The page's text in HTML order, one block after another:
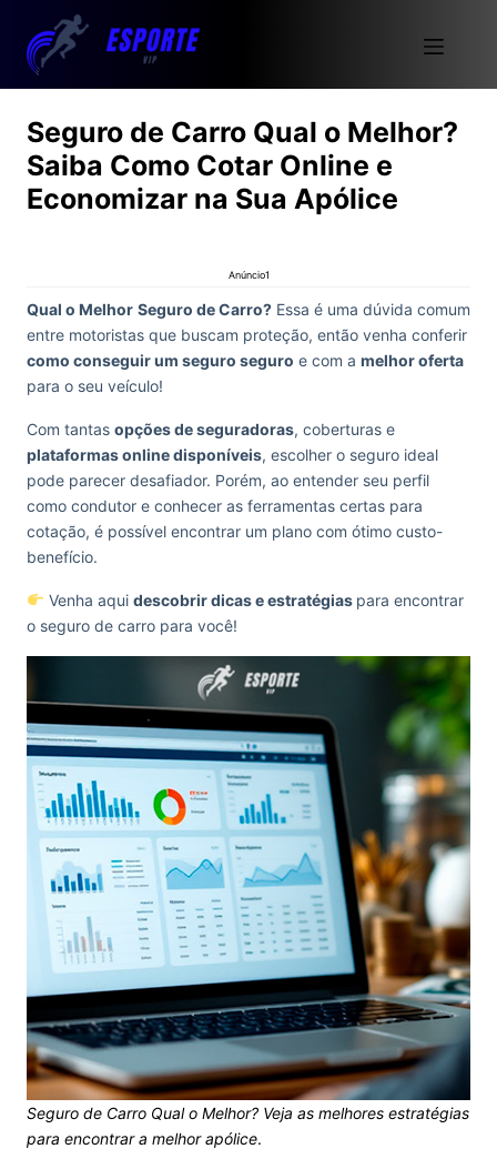
Seguro de Carro Qual o Melhor?
Saiba Como Cotar Online e
Economizar na Sua Apólice
Anúncio1
Qual o Melhor Seguro de Carro? Essa é uma dúvida comum
entre motoristas que buscam proteção, então venha conferir
como conseguir um seguro seguro e com a melhor oferta
para o seu veículo!
Com tantas opções de seguradoras, coberturas e
plataformas online disponíveis, escolher o seguro ideal
pode parecer desafiador. Porém, ao entender seu perfil
como condutor e conhecer as ferramentas certas para
cotação, é possível encontrar um plano com ótimo custo-
benefício.
Venha aqui descobrir dicas e estratégias para encontrar
o seguro de carro para você!
Seguro de Carro Qual o Melhor? Veja as melhores estratégias
para encontrar a melhor apólice.